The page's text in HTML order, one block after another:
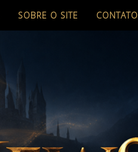
SOBRE O SITE CONTATO